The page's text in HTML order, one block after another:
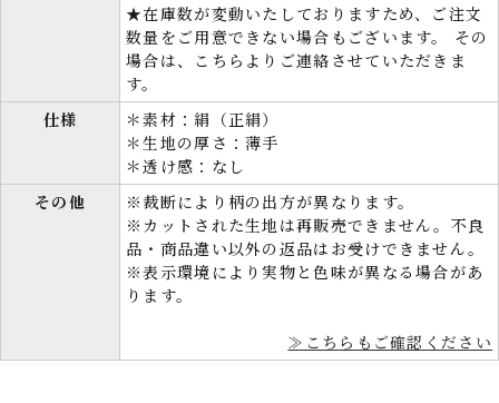
★在庫数が変動いたしておりますため、ご注文
数量をご用意できない場合もございます。 その
場合は、こちらよりご連絡させていただきま
す。
仕様
＊素材：絹（正絹）
＊生地の厚さ：薄手
＊透け感：なし
その他
※裁断により柄の出方が異なります。
※カットされた生地は再販売できません。不良
品・商品違い以外の返品はお受けできません。
※表示環境により実物と色味が異なる場合があ
ります。
≫こちらもご確認ください